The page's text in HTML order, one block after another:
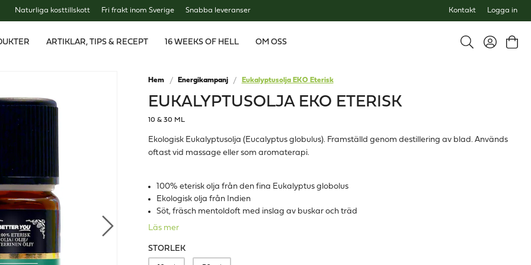
Naturliga kosttillskott Fri frakt inom Sverige Snabba leveranser Kontakt Logga in
ARTIKLAR, TIPS & RECEPT 16 WEEKS OF HELL OM OSS
Hem Energikampanj Eukalyptusolja EKO Eterisk
EUKALYPTUSOLJA EKO ETERISK
10 & 30 ML
Ekologisk Eukalyptusolja (Eucalyptus globulus). Framställd genom destillering av blad. Används
oftast vid massage eller som aromaterapi.
100% eterisk olja från den fina Eukalyptus globolus
Ekologisk olja från Indien
Söt, fräsch mentoldoft med inslag av buskar och träd
Läs mer
STORLEK